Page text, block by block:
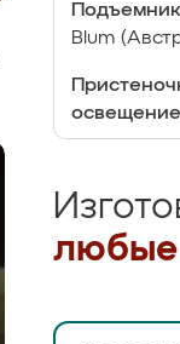
Blum
любые